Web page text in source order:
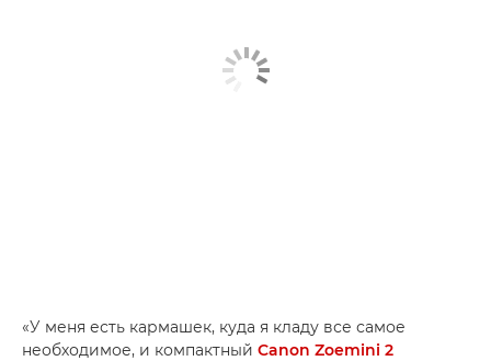
«У меня есть кармашек, куда я кладу все самое
необходимое, и компактный Canon Zoemini 2